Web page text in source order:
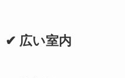
✔ 広い室内